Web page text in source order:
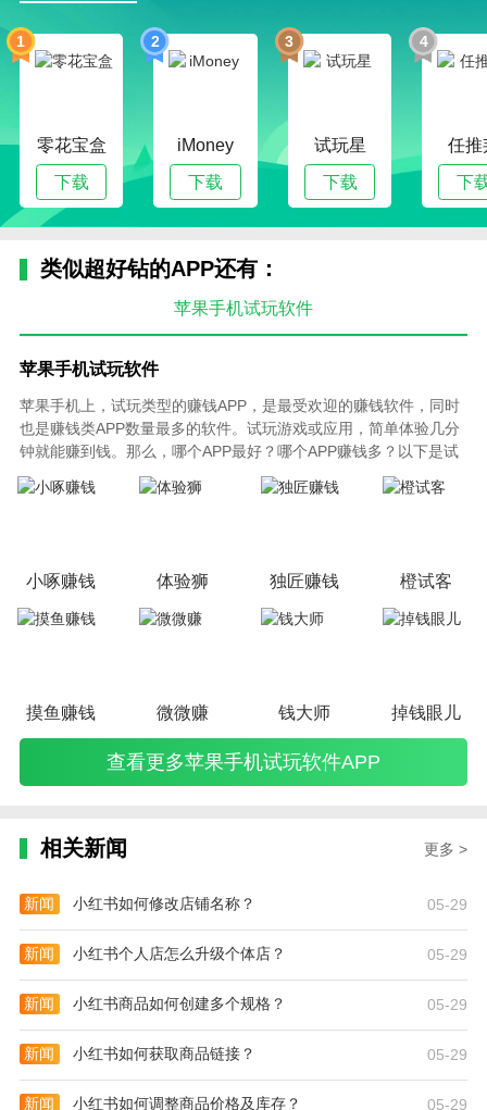
1
零花宝盒
下载
2
iMoney
下载
3
试玩星
下载
4
任推
下
类似超好钻的APP还有：
苹果手机试玩软件
苹果手机试玩软件
苹果手机上，试玩类型的赚钱APP，是最受欢迎的赚钱软件，同时
也是赚钱类APP数量最多的软件。试玩游戏或应用，简单体验几分
钟就能赚到钱。那么，哪个APP最好？哪个APP赚钱多？以下是试
玩赚钱app软件排行榜，根据试玩任务数量、试玩任务单价高低、
提现快慢程度以及平台存在历史等因素综合排序，欢迎大家体验下
小啄赚钱 体验狮 独匠赚钱 橙试客
摸鱼赚钱 微微赚 钱大师 掉钱眼儿
查看更多苹果手机试玩软件APP
相关新闻 更多 >
新闻 小红书如何修改店铺名称？ 05-29
新闻 小红书个人店怎么升级个体店？ 05-29
新闻 小红书商品如何创建多个规格？ 05-29
新闻 小红书如何获取商品链接？ 05-29
新闻 小红书如何调整商品价格及库存？ 05-29